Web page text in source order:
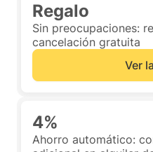
Regalo
Sin preocupaciones:
cancelación gratuita
Ver
4%
Ahorro automático: